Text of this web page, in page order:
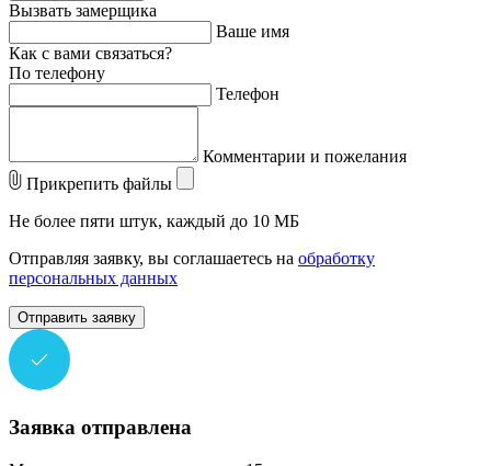
Вызвать замерщика
Ваше имя
Как с вами связаться?
По телефону
Телефон
Комментарии и пожелания
Прикрепить файлы
Не более пяти штук, каждый до 10 МБ
Отправляя заявку, вы соглашаетесь на обработку
персональных данных
Отправить заявку
Заявка отправлена